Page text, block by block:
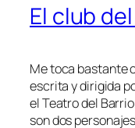
El club
Me toca bastante
escrita y dirigida
el Teatro del
son dos